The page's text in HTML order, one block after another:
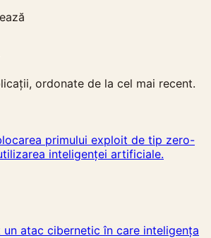
ordonate de la cel mai recent.
primului exploit de tip zero-
inteligenței artificiale.
atac cibernetic în care inteligența